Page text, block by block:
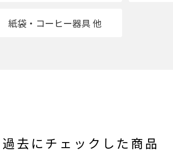
紙袋・コーヒー器具 他
過去にチェックした商品